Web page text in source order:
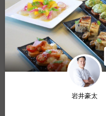
岩井豪太